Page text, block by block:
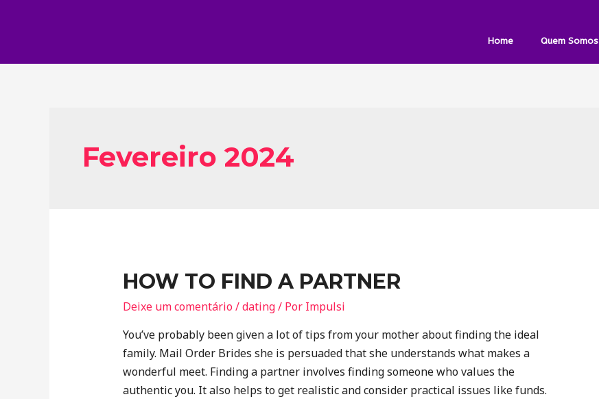
Home Quem Somos
Fevereiro 2024
HOW TO FIND A PARTNER
Deixe um comentário/dating/ Por Impulsi
You’ve probably been given a lot of tips from your mother about finding the ideal
family. Mail Order Brides she is persuaded that she understands what makes a
wonderful meet. Finding a partner involves finding someone who values the
authentic you. It also helps to get realistic and consider practical issues like funds.